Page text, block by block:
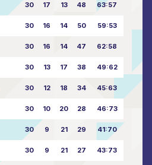
30 17 13 48 63:57
30 16 14 50 59:53
30 16 14 47 62:58
30 13 17 38 49:62
30 12 18 34 45:63
30 10 20 28 46:73
30 9 21 29 41:70
30 9 21 27 43:73